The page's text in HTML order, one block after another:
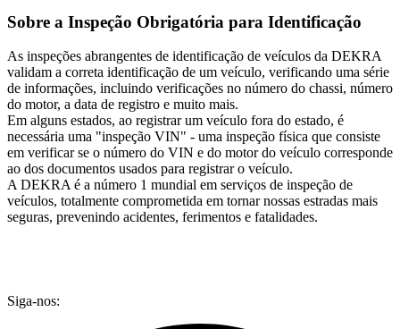
Sobre a Inspeção Obrigatória para Identificação
As inspeções abrangentes de identificação de veículos da DEKRA
validam a correta identificação de um veículo, verificando uma série
de informações, incluindo verificações no número do chassi, número
do motor, a data de registro e muito mais.
Em alguns estados, ao registrar um veículo fora do estado, é
necessária uma "inspeção VIN" - uma inspeção física que consiste
em verificar se o número do VIN e do motor do veículo corresponde
ao dos documentos usados para registrar o veículo.
A DEKRA é a número 1 mundial em serviços de inspeção de
veículos, totalmente comprometida em tornar nossas estradas mais
seguras, prevenindo acidentes, ferimentos e fatalidades.
Siga-nos: